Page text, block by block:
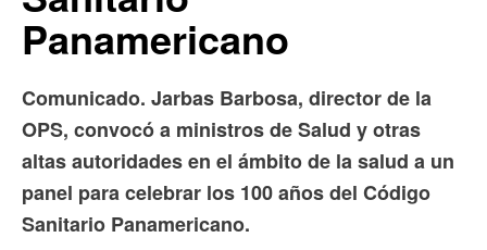
Panamericano
Comunicado. Jarbas Barbosa, director de la
OPS, convocó a ministros de Salud y otras
altas autoridades en el ámbito de la salud a un
panel para celebrar los 100 años del Código
Sanitario Panamericano.